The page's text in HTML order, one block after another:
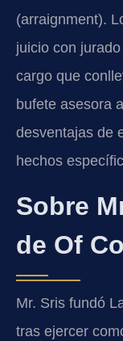
(arraignment).
juicio con
cargo que
bufete asesora
desventajas de
hechos
Sobre
de Of
Mr. Sris fundó
tras ejercer